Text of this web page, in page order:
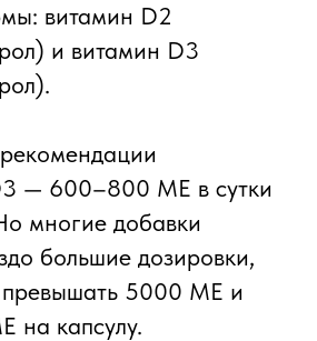
витамин D2
и витамин D3
— 600–800 МЕ в сутки
многие добавки
большие дозировки,
превышать 5000 МЕ и
на капсулу.